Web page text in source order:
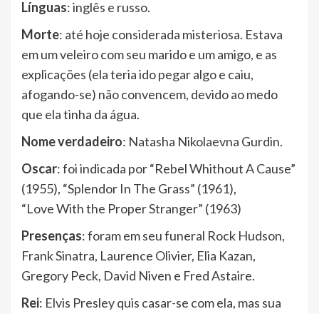
Línguas: inglês e russo.
Morte: até hoje considerada misteriosa. Estava
em um veleiro com seu marido e um amigo, e as
explicações (ela teria ido pegar algo e caiu,
afogando-se) não convencem, devido ao medo
que ela tinha da água.
Nome verdadeiro: Natasha Nikolaevna Gurdin.
Oscar: foi indicada por “Rebel Whithout A Cause”
(1955), “Splendor In The Grass” (1961),
“Love With the Proper Stranger” (1963)
Presenças: foram em seu funeral Rock Hudson,
Frank Sinatra, Laurence Olivier, Elia Kazan,
Gregory Peck, David Niven e Fred Astaire.
Rei: Elvis Presley quis casar-se com ela, mas sua